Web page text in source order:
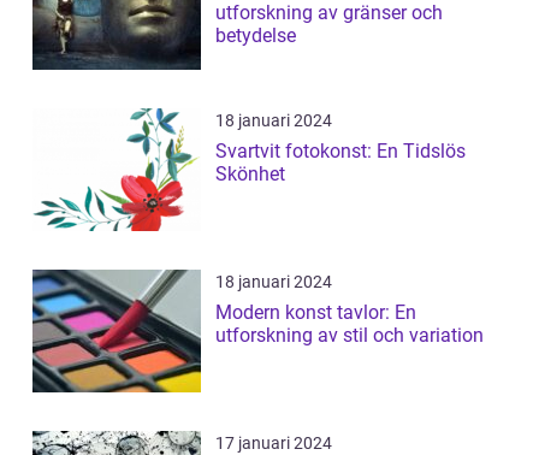
utforskning av gränser och
betydelse
18 januari 2024
Svartvit fotokonst: En Tidslös
Skönhet
18 januari 2024
Modern konst tavlor: En
utforskning av stil och variation
17 januari 2024